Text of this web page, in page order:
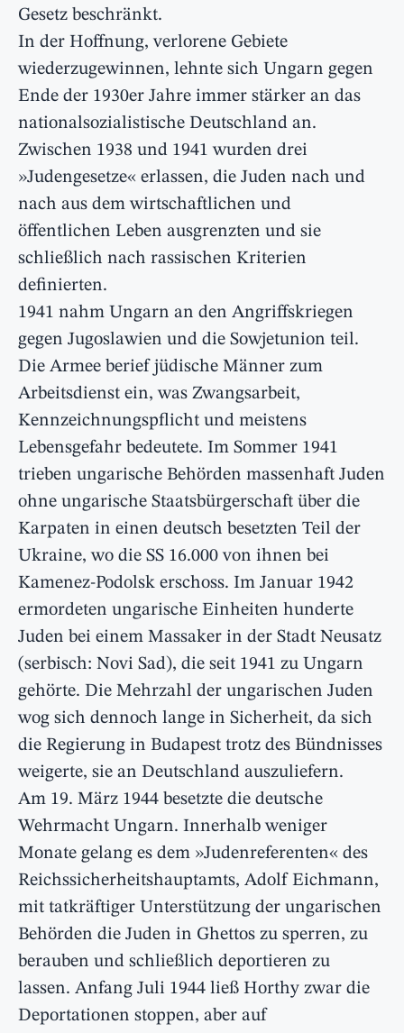
Gesetz beschränkt.
In der Hoffnung, verlorene Gebiete
wiederzugewinnen, lehnte sich Ungarn gegen
Ende der 1930er Jahre immer stärker an das
nationalsozialistische Deutschland an.
Zwischen 1938 und 1941 wurden drei
»Judengesetze« erlassen, die Juden nach und
nach aus dem wirtschaftlichen und
öffentlichen Leben ausgrenzten und sie
schließlich nach rassischen Kriterien
definierten.
1941 nahm Ungarn an den Angriffskriegen
gegen Jugoslawien und die Sowjetunion teil.
Die Armee berief jüdische Männer zum
Arbeitsdienst ein, was Zwangsarbeit,
Kennzeichnungspflicht und meistens
Lebensgefahr bedeutete. Im Sommer 1941
trieben ungarische Behörden massenhaft Juden
ohne ungarische Staatsbürgerschaft über die
Karpaten in einen deutsch besetzten Teil der
Ukraine, wo die SS 16.000 von ihnen bei
Kamenez-Podolsk erschoss. Im Januar 1942
ermordeten ungarische Einheiten hunderte
Juden bei einem Massaker in der Stadt Neusatz
(serbisch: Novi Sad), die seit 1941 zu Ungarn
gehörte. Die Mehrzahl der ungarischen Juden
wog sich dennoch lange in Sicherheit, da sich
die Regierung in Budapest trotz des Bündnisses
weigerte, sie an Deutschland auszuliefern.
Am 19. März 1944 besetzte die deutsche
Wehrmacht Ungarn. Innerhalb weniger
Monate gelang es dem »Judenreferenten« des
Reichssicherheitshauptamts, Adolf Eichmann,
mit tatkräftiger Unterstützung der ungarischen
Behörden die Juden in Ghettos zu sperren, zu
berauben und schließlich deportieren zu
lassen. Anfang Juli 1944 ließ Horthy zwar die
Deportationen stoppen, aber auf